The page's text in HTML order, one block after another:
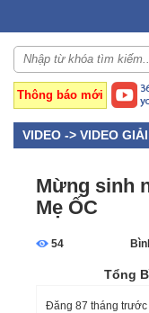
Thông báo mới
VIDEO -> VIDEO
Mừng sinh
Mẹ ỐC
54
Tổng
Đăng 87 tháng